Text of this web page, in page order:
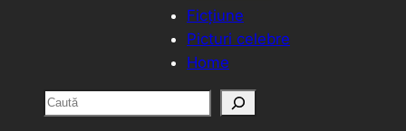
Ficțiune
Picturi celebre
Home
C